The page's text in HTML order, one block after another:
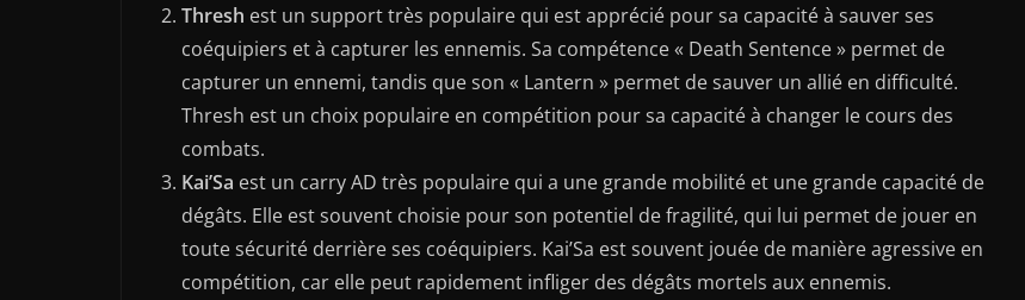
Thresh est un support très populaire qui est apprécié pour sa capacité à sauver ses
coéquipiers et à capturer les ennemis. Sa compétence « Death Sentence » permet de
capturer un ennemi, tandis que son « Lantern » permet de sauver un allié en difficulté.
Thresh est un choix populaire en compétition pour sa capacité à changer le cours des
combats.
Kai’Sa est un carry AD très populaire qui a une grande mobilité et une grande capacité de
dégâts. Elle est souvent choisie pour son potentiel de fragilité, qui lui permet de jouer en
toute sécurité derrière ses coéquipiers. Kai’Sa est souvent jouée de manière agressive en
compétition, car elle peut rapidement infliger des dégâts mortels aux ennemis.